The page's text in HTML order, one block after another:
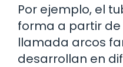
Por ejemplo, el
forma a partir
llamada arcos
desarrollan en